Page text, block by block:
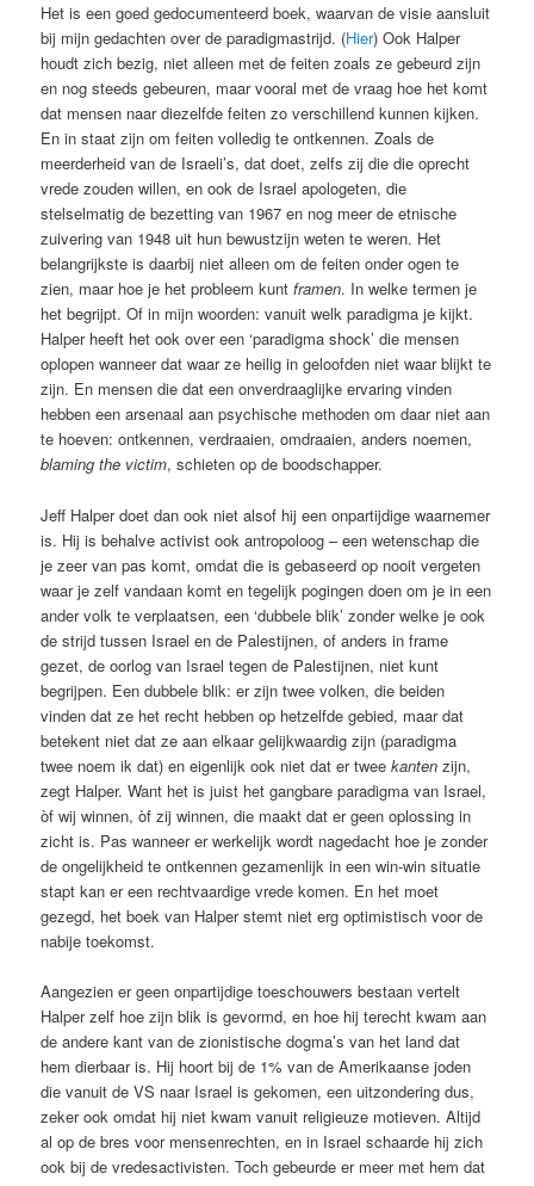
Het is een goed gedocumenteerd boek, waarvan de visie aansluit
bij mijn gedachten over de paradigmastrijd. (Hier) Ook Halper
houdt zich bezig, niet alleen met de feiten zoals ze gebeurd zijn
en nog steeds gebeuren, maar vooral met de vraag hoe het komt
dat mensen naar diezelfde feiten zo verschillend kunnen kijken.
En in staat zijn om feiten volledig te ontkennen. Zoals de
meerderheid van de Israeli’s, dat doet, zelfs zij die die oprecht
vrede zouden willen, en ook de Israel apologeten, die
stelselmatig de bezetting van 1967 en nog meer de etnische
zuivering van 1948 uit hun bewustzijn weten te weren. Het
belangrijkste is daarbij niet alleen om de feiten onder ogen te
zien, maar hoe je het probleem kuntframen. In welke termen je
het begrijpt. Of in mijn woorden: vanuit welk paradigma je kijkt.
Halper heeft het ook over een ‘paradigma shock’ die mensen
oplopen wanneer dat waar ze heilig in geloofden niet waar blijkt te
zijn. En mensen die dat een onverdraaglijke ervaring vinden
hebben een arsenaal aan psychische methoden om daar niet aan
te hoeven: ontkennen, verdraaien, omdraaien, anders noemen,
blaming the victim, schieten op de boodschapper.
Jeff Halper doet dan ook niet alsof hij een onpartijdige waarnemer
is. Hij is behalve activist ook antropoloog – een wetenschap die
je zeer van pas komt, omdat die is gebaseerd op nooit vergeten
waar je zelf vandaan komt en tegelijk pogingen doen om je in een
ander volk te verplaatsen, een ‘dubbele blik’ zonder welke je ook
de strijd tussen Israel en de Palestijnen, of anders in frame
gezet, de oorlog van Israel tegen de Palestijnen, niet kunt
begrijpen. Een dubbele blik: er zijn twee volken, die beiden
vinden dat ze het recht hebben op hetzelfde gebied, maar dat
betekent niet dat ze aan elkaar gelijkwaardig zijn (paradigma
twee noem ik dat) en eigenlijk ook niet dat er tweekanten zijn,
zegt Halper. Want het is juist het gangbare paradigma van Israel,
òf wij winnen, òf zij winnen, die maakt dat er geen oplossing in
zicht is. Pas wanneer er werkelijk wordt nagedacht hoe je zonder
de ongelijkheid te ontkennen gezamenlijk in een win-win situatie
stapt kan er een rechtvaardige vrede komen. En het moet
gezegd, het boek van Halper stemt niet erg optimistisch voor de
nabije toekomst.
Aangezien er geen onpartijdige toeschouwers bestaan vertelt
Halper zelf hoe zijn blik is gevormd, en hoe hij terecht kwam aan
de andere kant van de zionistische dogma’s van het land dat
hem dierbaar is. Hij hoort bij de 1% van de Amerikaanse joden
die vanuit de VS naar Israel is gekomen, een uitzondering dus,
zeker ook omdat hij niet kwam vanuit religieuze motieven. Altijd
al op de bres voor mensenrechten, en in Israel schaarde hij zich
ook bij de vredesactivisten. Toch gebeurde er meer met hem dat